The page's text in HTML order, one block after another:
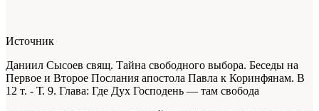
Источник
Даниил Сысоев свящ. Тайна свободного выбора. Беседы на
Первое и Второе Послания апостола Павла к Коринфянам. В
12 т. - Т. 9. Глава: Где Дух Господень — там свобода